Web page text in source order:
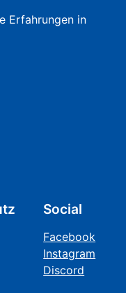
Erfahrungen in
Social
Facebook
Instagram
Discord